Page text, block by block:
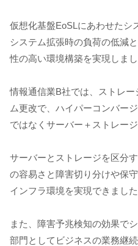
仮想化基盤EoSLにあわせたシ
システム拡張時の負荷の低減
性の高い環境構築を実現しまし
情報通信業B社では、ストレ
ム更改で、ハイパーコンバー
ではなくサーバー＋ストレージ
サーバーとストレージを区分
の容易さと障害切り分けや保
インフラ環境を実現できました
また、障害予兆検知の効果で
部門としてビジネスの業務継